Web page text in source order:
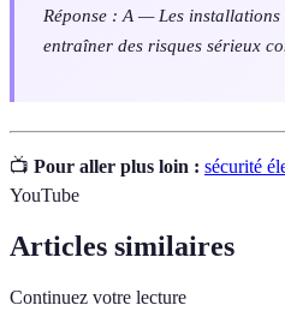
Réponse : A — Les installations
entraîner des risques sérieux
📺 Pour aller plus loin : sécurité
YouTube
Articles similaires
Continuez votre lecture